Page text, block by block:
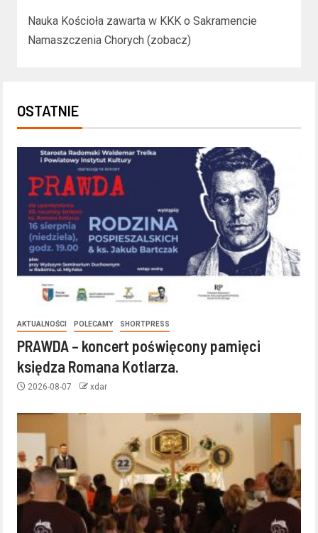
Nauka Kościoła zawarta w KKK o Sakramencie
Namaszczenia Chorych (zobacz)
OSTATNIE
AKTUALNOŚCI POLECAMY SHORTPRESS
PRAWDA – koncert poświęcony pamięci
księdza Romana Kotlarza.
2026-08-07 xdar